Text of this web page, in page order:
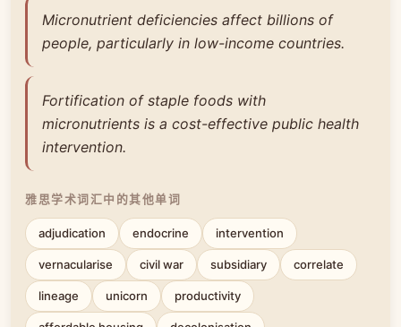
Micronutrient deficiencies affect billions of
people, particularly in low-income countries.
Fortification of staple foods with
micronutrients is a cost-effective public health
intervention.
雅思学术词汇中的其他单词
adjudication endocrine intervention
vernacularise civil war subsidiary correlate
lineage unicorn productivity